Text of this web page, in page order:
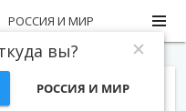
РОССИЯ И МИР
вы?
РОССИЯ И МИР
ФОТО